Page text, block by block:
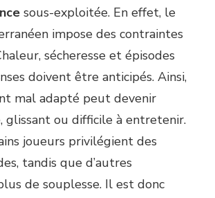
sous-exploitée. En effet, le
impose des contraintes
sécheresse et épisodes
doivent être anticipés. Ainsi,
mal adapté peut devenir
glissant ou difficile à entretenir.
joueurs privilégient des
tandis que d’autres
de souplesse. Il est donc